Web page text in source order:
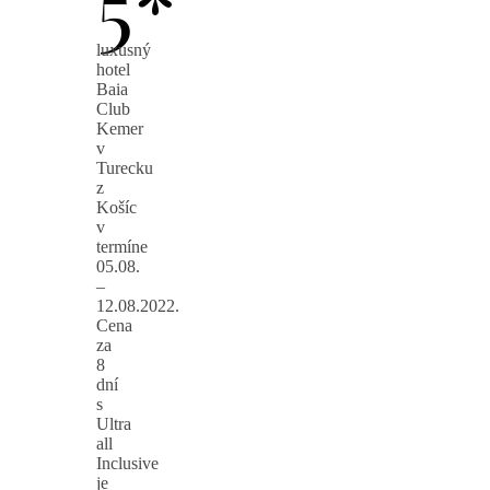
luxusný
hotel
Baia
Club
Kemer
v
Turecku
z
Košíc
v
termíne
05.08.
–
12.08.2022.
Cena
za
8
dní
s
Ultra
all
Inclusive
je